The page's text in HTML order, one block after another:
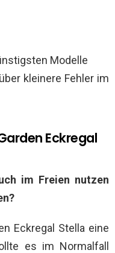
Modelle
kleinere Fehler im
Eckregal
im Freien nutzen
Eckregal Stella eine
es im Normalfall